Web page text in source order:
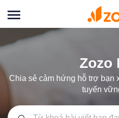
Zozo
Chia sẻ cảm hứng hỗ trợ bạn
tuyến